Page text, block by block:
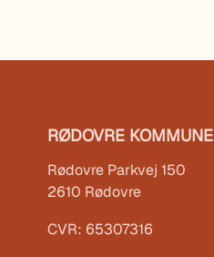
RØDOVRE KOMMUNE
Rødovre Parkvej 150
2610 Rødovre
CVR: 65307316